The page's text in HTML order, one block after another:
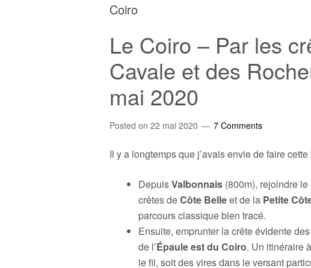
Coiro
Le Coiro – Par les
Cavale et des
mai 2020
Posted on 22 mai 2020 7 Comments
Il y a longtemps que j’avais envie de faire
DepuisValbonnais (800m), rejoindre le
crêtes deCôte Belleet de la Petite
parcours classique bien tracé.
Ensuite, emprunter la crête évidente des
de l’Épaule est du Coiro. Un itinéraire
le fil, soit des vires dans le versant